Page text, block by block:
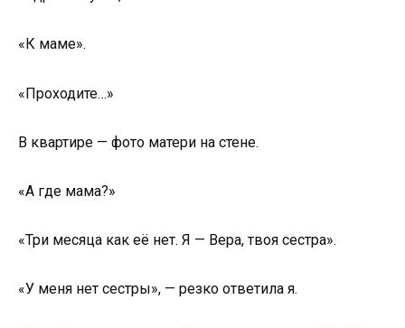
«К маме».
«Проходите…»
В квартире — фото матери на стене.
«А где мама?»
«Три месяца как её нет. Я — Вера, твоя сестра».
«У меня нет сестры», — резко ответила я.